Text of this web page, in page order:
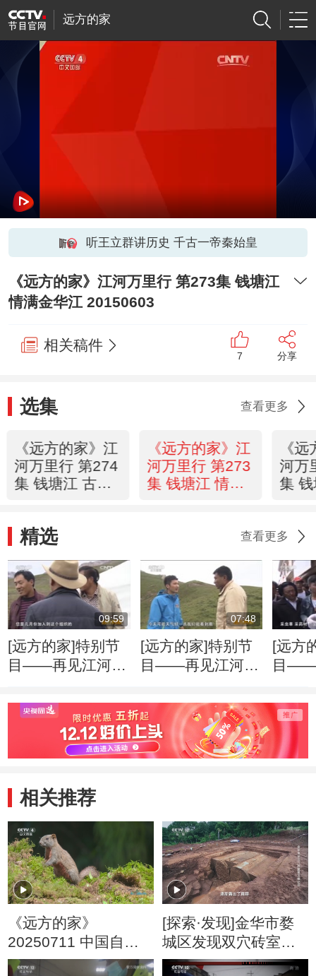
远方的家
听王立群讲历史 千古一帝秦始皇
《远方的家》江河万里行 第273集 钱塘江
情满金华江 20150603
相关稿件
7 分享
选集 查看更多
《远方的家》江
河万里行 第274
集 钱塘江 古韵
《远方的家》江
河万里行 第273
集 钱塘江 情满
《
河万
集
精选 查看更多
09:59
[远方的家]特别节
目——再见江河：
07:48
[远方的家]特别节
目——再见江河：
宝库”
[远方
目——
相关推荐
《远方的家》
20250711 中国自然
秘境 翠笼川渝 生态家
[探索·发现]金华市婺
城区发现双穴砖室券
顶墓